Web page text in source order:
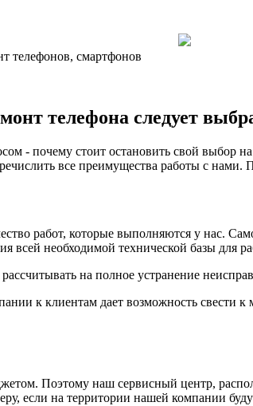
телефонов, смартфонов
телефона следует
- почему стоит остановить свой выбор
все преимущества работы с
работ, которые выполняются у нас.
всей необходимой технической базы для
на полное устранение
к клиентам дает возможность свести
Поэтому наш сервисный центр,
если на территории нашей компании